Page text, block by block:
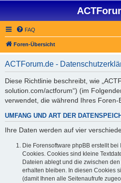
FAQ
Foren-Übersicht
ACTForum.de -
Diese Richtlinie beschreibt, wie
solution.com/actforum“) (im
verwendet, die während Ihres Foren-
UMFANG UND ART DER
Ihre Daten werden auf vier
Die Forensoftware phpBB erstellt
Cookies. Cookies sind kleine
Dateien ablegt und die zwischen
erhalten bleiben. In diesen Cookies
(damit Ihnen alle Seitenaufrufe